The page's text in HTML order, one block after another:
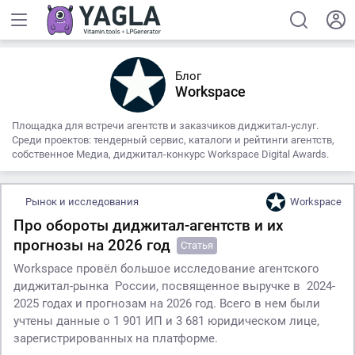
Блог
Workspace
Площадка для встречи агентств и заказчиков диджитал-услуг.
Среди проектов: тендерный сервис, каталоги и рейтинги агентств,
собственное Медиа, диджитал-конкурс Workspace Digital Awards.
Рынок и исследования Workspace
Про обороты диджитал-агентств и их
прогнозы на 2026 год
Статья
Workspace провёл большое исследование агентского
диджитал-рынка России, посвященное выручке в 2024-
2025 годах и прогнозам на 2026 год. Всего в нем были
учтены данные о 1 901 ИП и 3 681 юридическом лице,
зарегистрированных на платформе.